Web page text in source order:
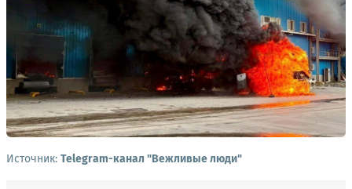
Источник: Telegram-канал "Вежливые люди"